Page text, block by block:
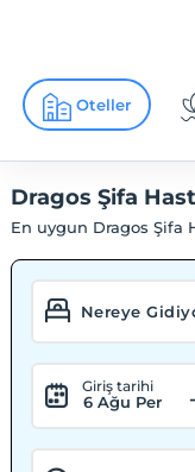
Oteller
Dragos Şifa
En uygun Dragos Şifa
Giriş tarihi
6 Ağu Per -